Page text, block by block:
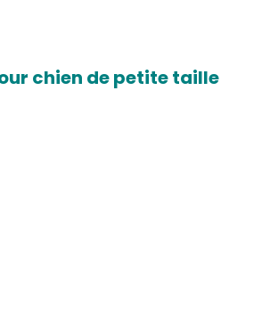
chien de petite taille